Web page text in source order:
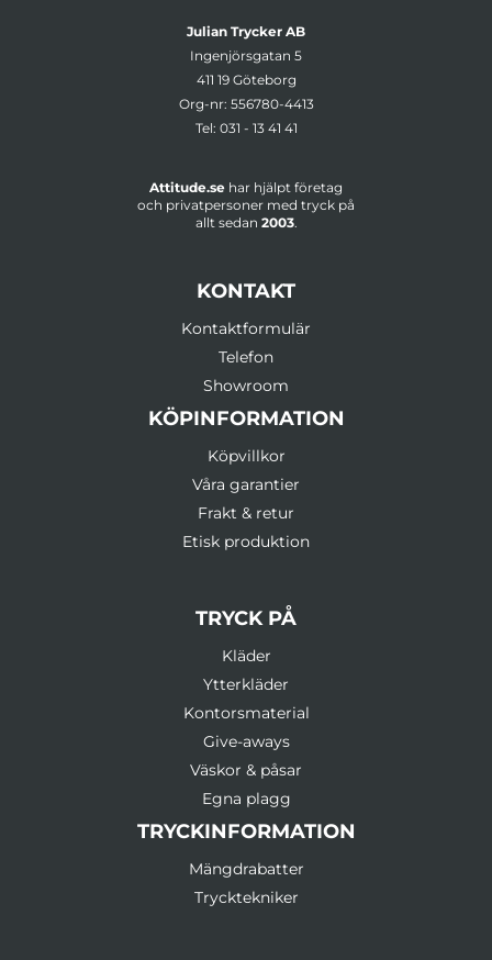
Julian Trycker AB
Ingenjörsgatan 5
411 19 Göteborg
Org-nr: 556780-4413
Tel: 031 - 13 41 41
Attitude.se har hjälpt företag
och privatpersoner med tryck på
allt sedan 2003.
KONTAKT
Kontaktformulär
Telefon
Showroom
KÖPINFORMATION
Köpvillkor
Våra garantier
Frakt & retur
Etisk produktion
TRYCK PÅ
Kläder
Ytterkläder
Kontorsmaterial
Give-aways
Väskor & påsar
Egna plagg
TRYCKINFORMATION
Mängdrabatter
Trycktekniker